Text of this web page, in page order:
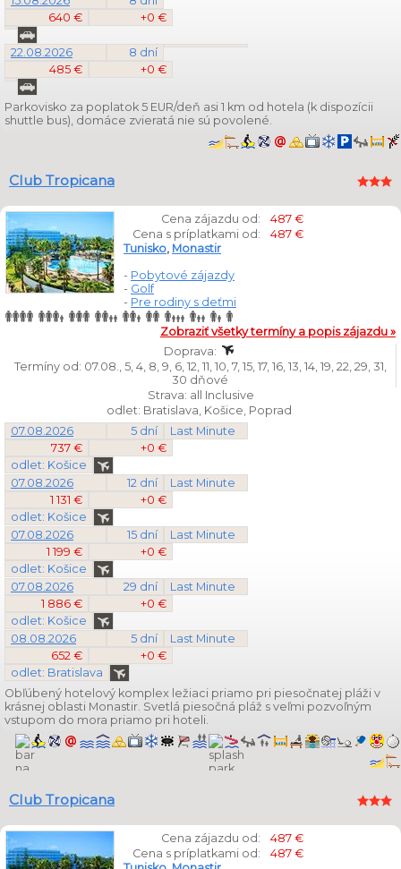
640 €
+0 €
22.08.2026
8 dní
485 €
+0 €
Parkovisko za poplatok 5 EUR/deň asi 1 km od hotela (k dispozícii
shuttle bus), domáce zvieratá nie sú povolené.
Club Tropicana
Cena zájazdu od:
487 €
Cena s príplatkami od:
487 €
Tunisko, Monastir
- Pobytové zájazdy
- Golf
- Pre rodiny s deťmi
Zobraziť všetky termíny a popis zájazdu »
Doprava:
Termíny od: 07.08., 5, 4, 8, 9, 6, 12, 11, 10, 7, 15, 17, 16, 13, 14, 19, 22, 29, 31,
30 dňové
Strava: all Inclusive
odlet: Bratislava, Košice, Poprad
07.08.2026
5 dní
Last Minute
737 €
+0 €
odlet: Košice
07.08.2026
12 dní
Last Minute
1 131 €
+0 €
odlet: Košice
07.08.2026
15 dní
Last Minute
1 199 €
+0 €
odlet: Košice
07.08.2026
29 dní
Last Minute
1 886 €
+0 €
odlet: Košice
08.08.2026
5 dní
Last Minute
652 €
+0 €
odlet: Bratislava
Obľúbený hotelový komplex ležiaci priamo pri piesočnatej pláži v
krásnej oblasti Monastir. Svetlá piesočná pláž s veľmi pozvoľným
vstupom do mora priamo pri hoteli.
Club Tropicana
Cena zájazdu od:
487 €
Cena s príplatkami od:
487 €